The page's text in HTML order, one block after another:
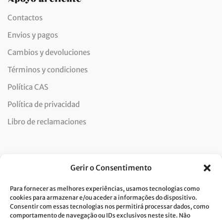
Gerir o Consentimento
Para fornecer as melhores experiências, usamos tecnologias como
cookies para armazenar e/ou aceder a informações do dispositivo.
Consentir com essas tecnologias nos permitirá processar dados, como
comportamento de navegação ou IDs exclusivos neste site. Não
Contactos
Envios y pagos
Cambios y devoluciones
Términos y condiciones
Política CAS
Política de privacidad
Libro de reclamaciones
Doy mi consentimiento para el tratamiento de datos y